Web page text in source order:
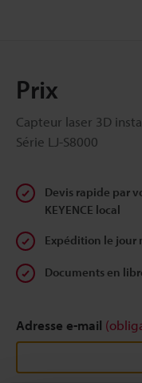
Prix
Capteur laser 3D
Série LJ-S8000
Devis rapide par
KEYENCE local
Expédition le jour
Documents en
Adresse e-mail